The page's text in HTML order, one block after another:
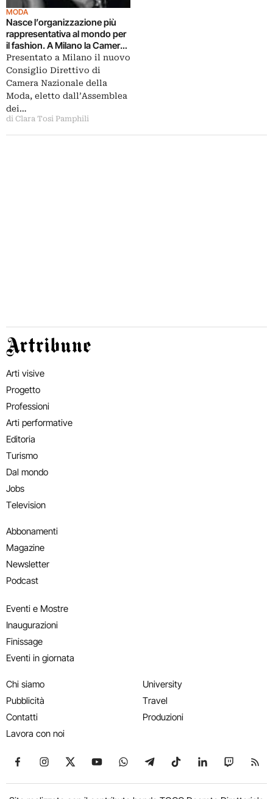
MODA
Nasce l’organizzazione più
rappresentativa al mondo per
il fashion. A Milano la Camera
nazionale della moda italiana
nomina i nuovi vertici. Fuori
D&G e Armani
Presentato a Milano il nuovo
Consiglio Direttivo di
Camera Nazionale della
Moda, eletto dall’Assemblea
dei…
di Clara Tosi Pamphili
Artribune
Arti visive
Progetto
Professioni
Arti performative
Editoria
Turismo
Dal mondo
Jobs
Television
Abbonamenti
Magazine
Newsletter
Podcast
Eventi e Mostre
Inaugurazioni
Finissage
Eventi in giornata
Chi siamo
Pubblicità
Contatti
Lavora con noi
University
Travel
Produzioni
Seguici su Facebook
Seguici su Instagram
Seguici su X
Seguici su YouTube
Seguici su WhatsApp
Seguici su Telegram
Seguici su TikTok
Seguici su
Seguici